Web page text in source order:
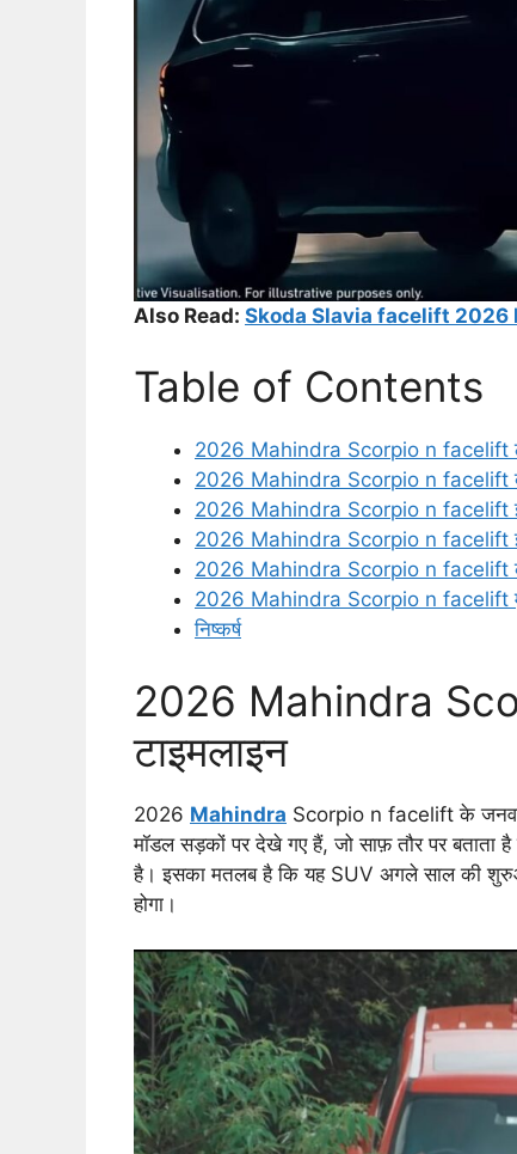
Also Read: Skoda Slavia facelift 2026
Table of Contents
2026 Mahindra Scorpio n facelift
2026 Mahindra Scorpio n facelift
2026 Mahindra Scorpio n facelift
2026 Mahindra Scorpio n facelift
2026 Mahindra Scorpio n facelift
2026 Mahindra Scorpio n facelift
निष्कर्ष
2026 Mahindra
टाइमलाइन
2026 Mahindra Scorpio n facelift के
मॉडल सड़कों पर देखे गए हैं, जो साफ़ तौर पर बताता है
है। इसका मतलब है कि यह SUV अगले साल की शुरुआत
होगा।